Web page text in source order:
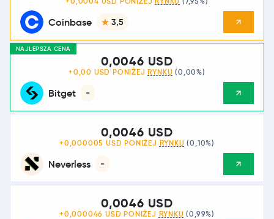
Coinbase 3,5
NAJLEPSZA CENA
Bitget -
0,0046 USD
+0,00 USD PONIŻEJ RYNKU (0,00%)
Neverless -
0,0046 USD
+0,000005 USD PONIŻEJ RYNKU (0,10%)
0,0046 USD
+0,000046 USD PONIŻEJ RYNKU (0,99%)